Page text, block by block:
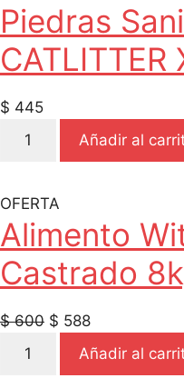
para
Gatos
5K
cantidad
Piedras
CATLITTER
$ 445
Piedras
CATLITTER
X
5
cantidad
Añadir al
OFERTA
Alimento
Castrado
$600 El
precio
$ 588El
precio
actual
Alimento
Añadir al